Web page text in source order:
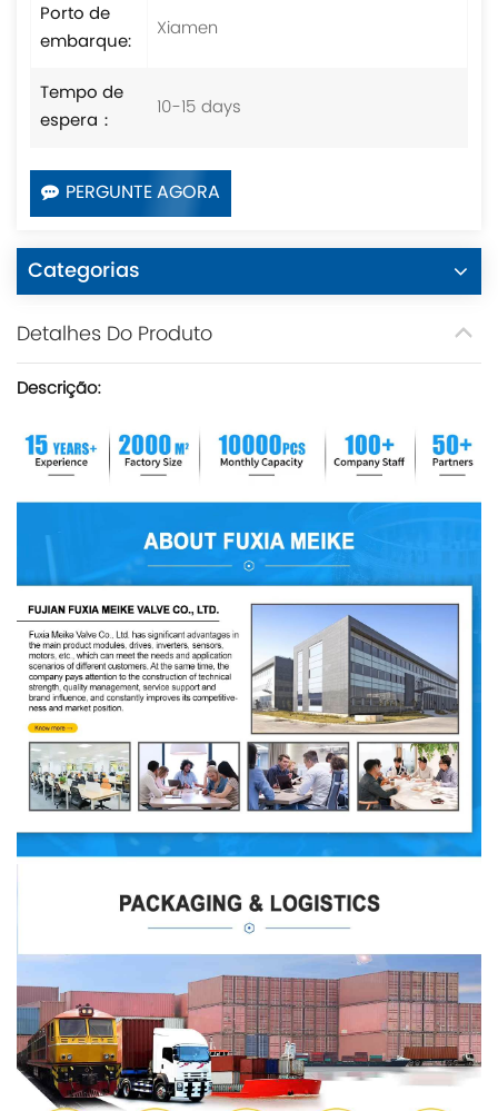
Porto de
embarque:
Xiamen
Tempo de
espera：
10-15 days
PERGUNTE AGORA
Categorias
Detalhes Do Produto
Descrição: